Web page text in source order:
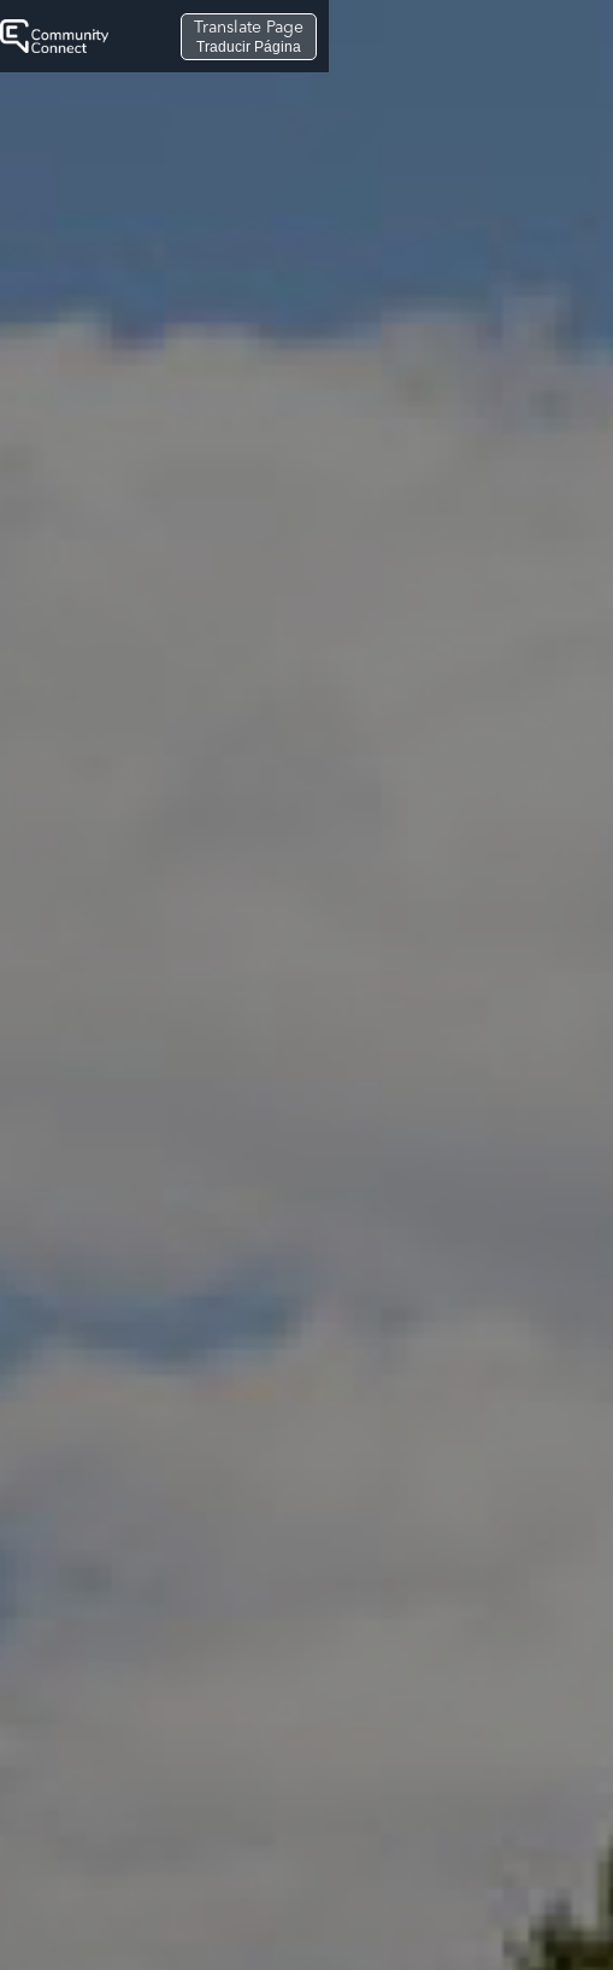
Translate Page
Traducir Página